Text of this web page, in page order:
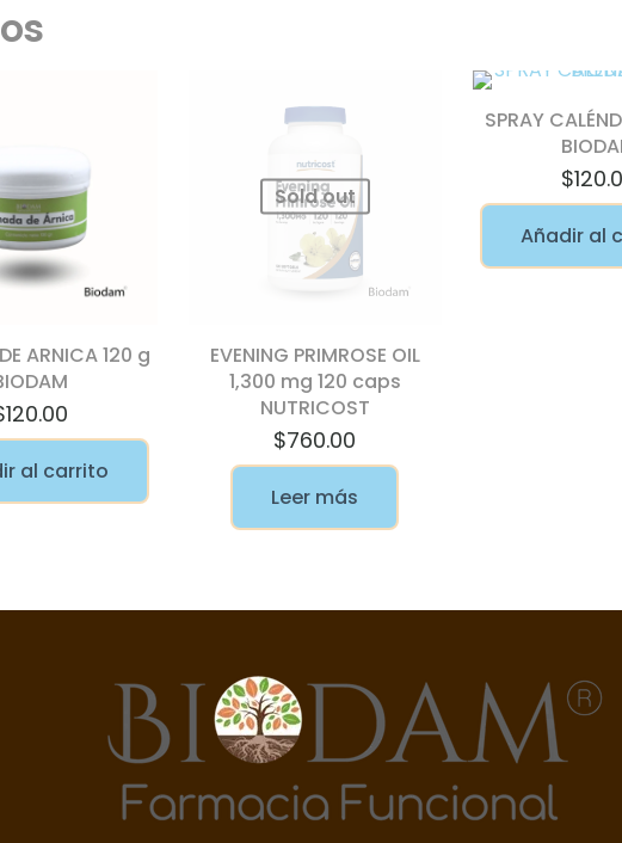
ARNICA 120 g
120.00
al carrito
Sold out
EVENING PRIMROSE OIL
1,300 mg 120 caps
NUTRICOST
$760.00
Leer más
SPRAY
$
Añadir al